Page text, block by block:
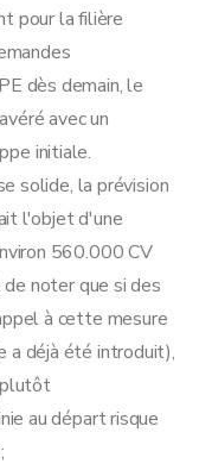
pour la filière
dès demain, le
avec un
initiale.
solide, la prévision
l'objet d'une
560.000 CV
noter que si des
à cette mesure
a déjà été introduit),
au départ risque